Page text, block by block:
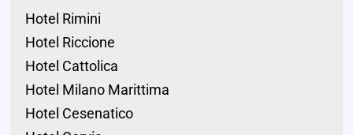
Hotel Rimini
Hotel Riccione
Hotel Cattolica
Hotel Milano Marittima
Hotel Cesenatico